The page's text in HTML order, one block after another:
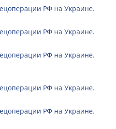
РФ на Украине.
РФ на Украине.
РФ на Украине.
РФ на Украине.
РФ на Украине.